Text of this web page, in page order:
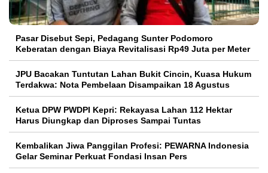
Pasar Disebut Sepi, Pedagang Sunter Podomoro
Keberatan dengan Biaya Revitalisasi Rp49 Juta per Meter
JPU Bacakan Tuntutan Lahan Bukit Cincin, Kuasa Hukum
Terdakwa: Nota Pembelaan Disampaikan 18 Agustus
Ketua DPW PWDPI Kepri: Rekayasa Lahan 112 Hektar
Harus Diungkap dan Diproses Sampai Tuntas
Kembalikan Jiwa Panggilan Profesi: PEWARNA Indonesia
Gelar Seminar Perkuat Fondasi Insan Pers